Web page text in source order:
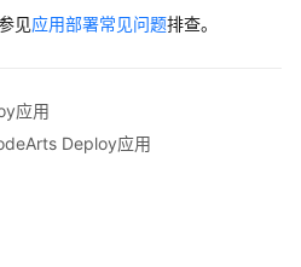
见应用部署常见问题排查。
应用
Deploy应用